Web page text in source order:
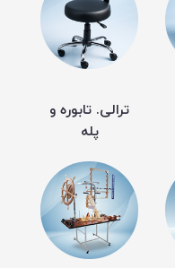
ترالی. تابوره و
پله